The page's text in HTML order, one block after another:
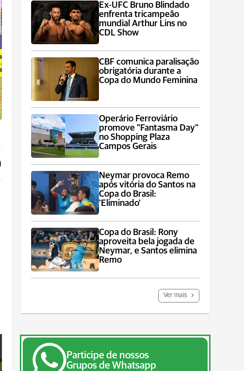
Ex-UFC Bruno Blindado
enfrenta tricampeão
mundial Arthur Lins no
CDL Show
CBF comunica paralisação
obrigatória durante a
Copa do Mundo Feminina
Operário Ferroviário
promove "Fantasma Day"
no Shopping Plaza
Campos Gerais
Neymar provoca Remo
após vitória do Santos na
Copa do Brasil:
'Eliminado'
Copa do Brasil: Rony
aproveita bela jogada de
Neymar, e Santos elimina
Remo
Ver mais
Participe de nossos
Grupos de Whatsapp